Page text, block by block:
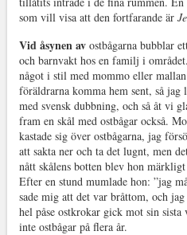
som vill visa att den fortfarande är
Vid åsynen avostbågarna bubblar
och barnvakt hos en familj i
något i stil med mommo eller
föräldrarna komma hem sent, så
med svensk dubbning, och så åt vi
fram en skål med ostbågar också.
kastade sig över ostbågarna, jag
att sakta ner och ta det lugnt, men
nått skålens botten blev hon
Efter en stund mumlade hon: ”jag
sade mig att det var bråttom, och
hel påse ostkrokar gick mot sin
inte ostbågar på flera år.